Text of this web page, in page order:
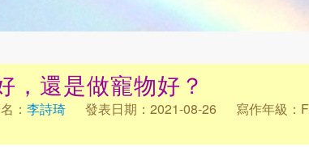
，還是做寵物好？
： 李詩琦 發表日期：2021-08-26 寫作年級：